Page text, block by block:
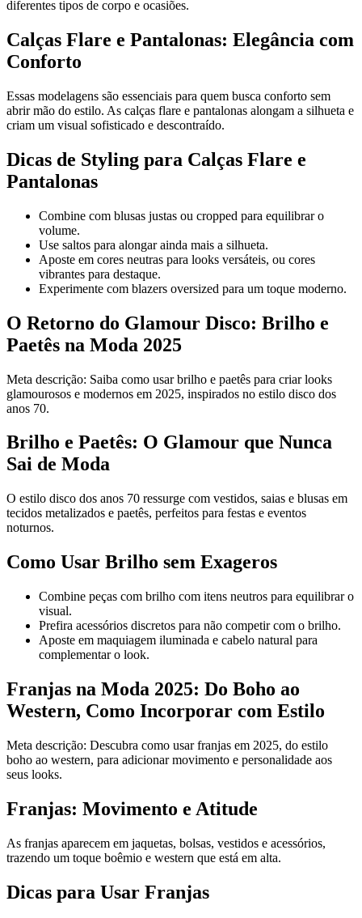
diferentes tipos de corpo e ocasiões.
Calças Flare e Pantalonas: Elegância com
Conforto
Essas modelagens são essenciais para quem busca conforto sem
abrir mão do estilo. As calças flare e pantalonas alongam a silhueta e
criam um visual sofisticado e descontraído.
Dicas de Styling para Calças Flare e
Pantalonas
Combine com blusas justas ou cropped para equilibrar o
volume.
Use saltos para alongar ainda mais a silhueta.
Aposte em cores neutras para looks versáteis, ou cores
vibrantes para destaque.
Experimente com blazers oversized para um toque moderno.
O Retorno do Glamour Disco: Brilho e
Paetês na Moda 2025
Meta descrição: Saiba como usar brilho e paetês para criar looks
glamourosos e modernos em 2025, inspirados no estilo disco dos
anos 70.
Brilho e Paetês: O Glamour que Nunca
Sai de Moda
O estilo disco dos anos 70 ressurge com vestidos, saias e blusas em
tecidos metalizados e paetês, perfeitos para festas e eventos
noturnos.
Como Usar Brilho sem Exageros
Combine peças com brilho com itens neutros para equilibrar o
visual.
Prefira acessórios discretos para não competir com o brilho.
Aposte em maquiagem iluminada e cabelo natural para
complementar o look.
Franjas na Moda 2025: Do Boho ao
Western, Como Incorporar com Estilo
Meta descrição: Descubra como usar franjas em 2025, do estilo
boho ao western, para adicionar movimento e personalidade aos
seus looks.
Franjas: Movimento e Atitude
As franjas aparecem em jaquetas, bolsas, vestidos e acessórios,
trazendo um toque boêmio e western que está em alta.
Dicas para Usar Franjas